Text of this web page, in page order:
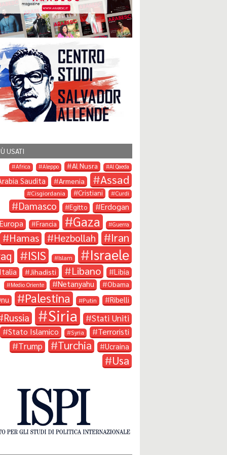
USATI
Africa Aleppo Al Nusra Al Qaeda
Saudita Armenia Assad
Cisgiordania Cristiani Curdi
Damasco Egitto
Erdogan
Europa
Francia Gaza Guerra
Hamas Hezbollah Iran
ISIS Islam Israele
Jihadisti Libano Libia
Medio Oriente Netanyahu Obama
Palestina Putin Ribelli
Russia Siria Stati Uniti
Stato Islamico Syria Terroristi
Trump Turchia Ucraina
Usa